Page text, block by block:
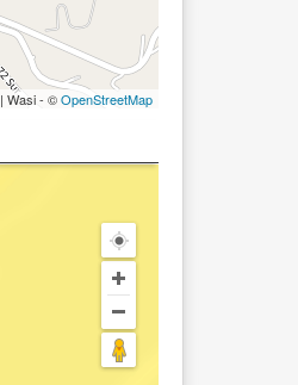
| Wasi - ©OpenStreetMap